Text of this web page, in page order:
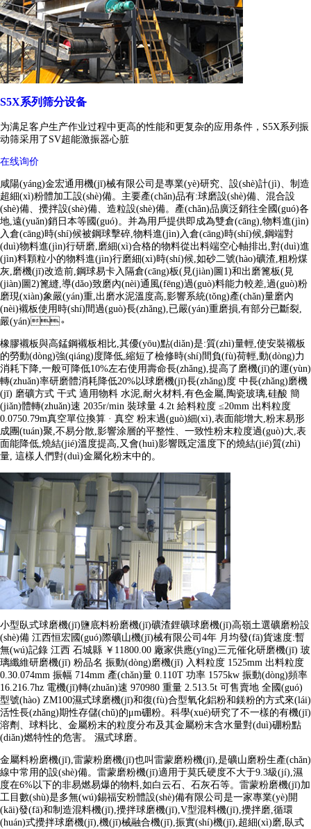
S5X系列筛分设备
为满足客户生产作业过程中更高的性能和更复杂的应用条件，S5X系列振
动筛采用了SV超能激振器心脏
在线询价
咸陽(yáng)金宏通用機(jī)械有限公司是專業(yè)研究、設(shè)計(jì)、制造
超細(xì)粉體加工設(shè)備。主要產(chǎn)品有:球磨設(shè)備、混合設
(shè)備、攪拌設(shè)備、造粒設(shè)備。產(chǎn)品廣泛銷往全國(guó)各
地,遠(yuǎn)銷日本等國(guó)。并為用戶提供即成為雙倉(cāng),物料進(jìn)
入倉(cāng)時(shí)候被鋼球擊碎,物料進(jìn)入倉(cāng)時(shí)候,鋼端對
(duì)物料進(jìn)行研磨,磨細(xì)合格的物料從出料端空心軸排出,對(duì)進
(jìn)料顆粒小的物料進(jìn)行磨細(xì)時(shí)候,如砂二號(hào)礦渣,粗粉煤
灰,磨機(jī)改造前,鋼球易卡入隔倉(cāng)板(見(jiàn)圖1)和出磨篦板(見
(jiàn)圖2)篦縫,導(dǎo)致磨內(nèi)通風(fēng)過(guò)料能力較差,過(guò)粉
磨現(xiàn)象嚴(yán)重,出磨水泥溫度高,影響系統(tǒng)產(chǎn)量磨內
(nèi)襯板使用時(shí)間過(guò)長(zhǎng),已嚴(yán)重磨損,有部分已斷裂,
嚴(yán)。
橡膠襯板與高錳鋼襯板相比,其優(yōu)點(diǎn)是:質(zhì)量輕,使安裝襯板
的勞動(dòng)強(qiáng)度降低,縮短了檢修時(shí)間負(fù)荷輕,動(dòng)力
消耗下降,一般可降低10%左右使用壽命長(zhǎng),提高了磨機(jī)的運(yùn)
轉(zhuǎn)率研磨體消耗降低20%以球磨機(jī)長(zhǎng)度 中長(zhǎng)磨機
(jī) 磨礦方式 干式 適用物料 水泥,耐火材料,有色金屬,陶瓷玻璃,硅酸 簡
(jiǎn)體轉(zhuǎn)速 2035r/min 裝球量 4.2t 給料粒度 ≤20mm 出料粒度
0.0750.79m真空單位換算 · 真空 粉末過(guò)細(xì),表面能增大,粉末易形
成團(tuán)聚,不易分散,影響涂層的平整性、一致性粉末粒度過(guò)大,表
面能降低,燒結(jié)溫度提高,又會(huì)影響既定溫度下的燒結(jié)質(zhì)
量, 這樣人們對(duì)金屬化粉末中的。
小型臥式球磨機(jī)鹽底料粉磨機(jī)礦渣鋰礦球磨機(jī)高嶺土選礦磨粉設
(shè)備 江西恒宏國(guó)際礦山機(jī)械有限公司4年 月均發(fā)貨速度:暫
無(wú)記錄 江西 石城縣 ￥11800.00 廠家供應(yīng)三元催化研磨機(jī) 玻
璃纖維研磨機(jī) 粉品名 振動(dòng)磨機(jī) 入料粒度 1525mm 出料粒度
0.30.074mm 振幅 714mm 產(chǎn)量 0.110T 功率 1575kw 振動(dòng)頻率
16.216.7hz 電機(jī)轉(zhuǎn)速 970980 重量 2.513.5t 可售賣地 全國(guó)
型號(hào) ZM100濕式球磨機(jī)和復(fù)合型氧化鋁粉和鎂粉的方式來(lái)
活性長(zhǎng)期性存儲(chǔ)的μm硼粉。科學(xué)研究了不一樣的有機(jī)
溶劑、球料比、金屬粉末的粒度分布及其金屬粉末含水量對(duì)硼粉點
(diǎn)燃特性的危害。 濕式球磨。
金屬料粉磨機(jī),雷蒙粉磨機(jī)也叫雷蒙磨粉機(jī),是礦山磨粉生產(chǎn)
線中常用的設(shè)備。雷蒙磨粉機(jī)適用于莫氏硬度不大于9.3級(jí),濕
度在6%以下的非易燃易爆的物料,如白云石、石灰石等。雷蒙粉磨機(jī)加
工目數(shù)是多無(wú)錫福安粉體設(shè)備有限公司是一家專業(yè)開
(kāi)發(fā)和制造混料機(jī),攪拌球磨機(jī),V型混料機(jī),攪拌磨,循環
(huán)式攪拌球磨機(jī),機(jī)械融合機(jī),振實(shí)機(jī),超細(xì)磨,臥式